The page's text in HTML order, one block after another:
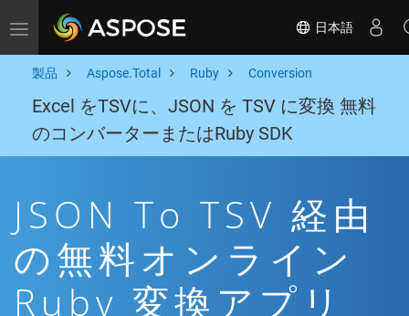
Toggle navigation 日本語
製品 Aspose.Total Ruby Conversion
Excel をTSVに、JSON を TSV に変換 無料
のコンバーターまたはRuby SDK
JSON To TSV 経由
の無料オンライン
Ruby 変換アプリ